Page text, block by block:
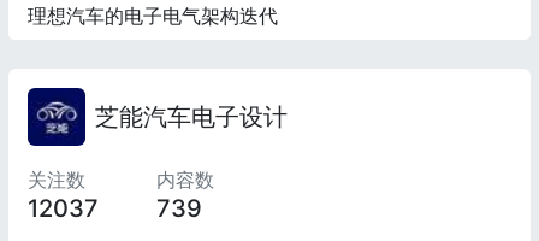
理想汽车的电子电气架构迭代
芝能汽车电子设计
关注数
12037
内容数
739